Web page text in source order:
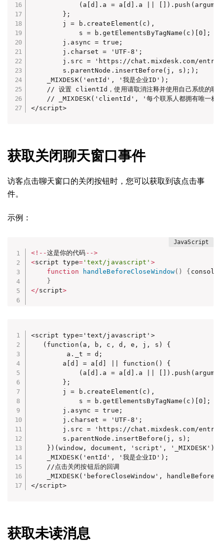
(a[d].a = a[d].a ||
        };
        j = b.createElement(c),
            s = b.getElementsByTagName(c)[0];
        j.async = true;
        j.charset = 'UTF-8';
j.src = 'https://chat.mixdesk.com/
        s.parentNode.insertBefore(j, s););
    _MIXDESK('entId', '我是企业ID');
// 设置 clientId，使用请取消注释并使用自己系统的联
// _MIXDESK('clientId', '每个联系人都拥有唯一标
</script>
获取关闭聊天窗口事件
访客点击聊天窗口的关闭按钮时，您可以获取到该点击事
件。
示例：
<! --这是你的代码 -->
<script type='text/javascript' >
function
handleBeforeCloseWindow( ) { console
}
</script>
<script type='text/javascript'>
   (function(a, b, c, d, e, j, s) {
         a._t = d;
        a[d] = a[d] || function() {
(a[d].a = a[d].a ||
        };
        j = b.createElement(c),
            s = b.getElementsByTagName(c)[0];
        j.async = true;
        j.charset = 'UTF-8';
j.src = 'https://chat.mixdesk.com/
        s.parentNode.insertBefore(j, s);
    })(window, document, 'script', '_MIXDESK');
    _MIXDESK('entId', '我是企业ID');
    //点击关闭按钮后的回调
_MIXDESK('beforeCloseWindow',
</script>
获取未读消息